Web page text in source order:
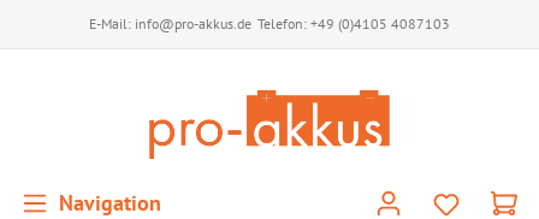
E-Mail: info@pro-akkus.de Telefon: +49 (0)4105 4087103
Navigation